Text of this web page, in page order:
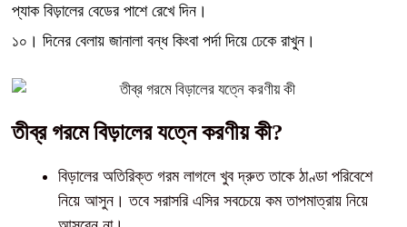
প্যাক বিড়ালের বেডের পাশে রেখে দিন।
১০। দিনের বেলায় জানালা বন্ধ কিংবা পর্দা দিয়ে ঢেকে রাখুন।
তীব্র গরমে বিড়ালের যত্নে করণীয় কী?
বিড়ালের অতিরিক্ত গরম লাগলে খুব দ্রুত তাকে ঠাণ্ডা পরিবেশে
নিয়ে আসুন। তবে সরাসরি এসির সবচেয়ে কম তাপমাত্রায় নিয়ে